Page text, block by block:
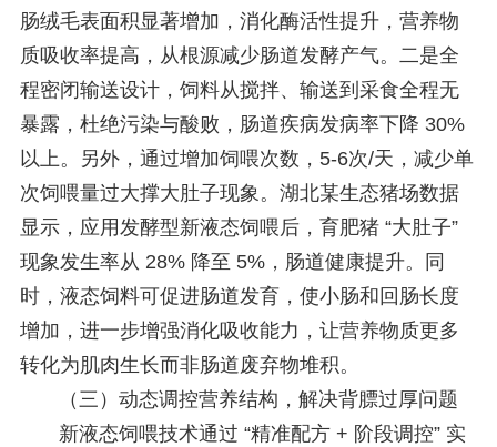
肠绒毛表面积显著增加，消化酶活性提升，营养物
质吸收率提高，从根源减少肠道发酵产气。二是全
程密闭输送设计，饲料从搅拌、输送到采食全程无
暴露，杜绝污染与酸败，肠道疾病发病率下降 30%
以上。另外，通过增加饲喂次数，5-6次/天，减少单
次饲喂量过大撑大肚子现象。湖北某生态猪场数据
显示，应用发酵型新液态饲喂后，育肥猪 “大肚子”
现象发生率从 28% 降至 5%，肠道健康提升。同
时，液态饲料可促进肠道发育，使小肠和回肠长度
增加，进一步增强消化吸收能力，让营养物质更多
转化为肌肉生长而非肠道废弃物堆积。
（三）动态调控营养结构，解决背膘过厚问题
新液态饲喂技术通过 “精准配方 + 阶段调控” 实